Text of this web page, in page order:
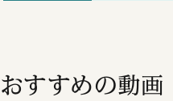
おすすめの動画